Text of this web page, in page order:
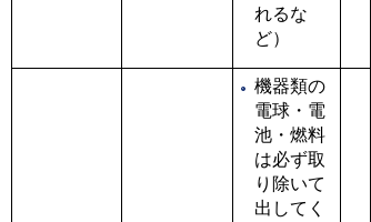
れるな
ど）
機器類の
電球・電
池・燃料
は必ず取
り除いて
出してく